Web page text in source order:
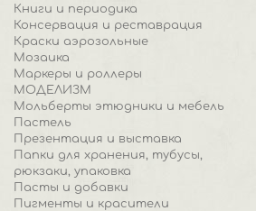
Книги и периодика
Консервация и реставрация
Краски аэрозольные
Мозаика
Маркеры и роллеры
МОДЕЛИЗМ
Мольберты этюдники и мебель
Пастель
Презентация и выставка
Папки для хранения, тубусы,
рюкзаки, упаковка
Пасты и добавки
Пигменты и красители